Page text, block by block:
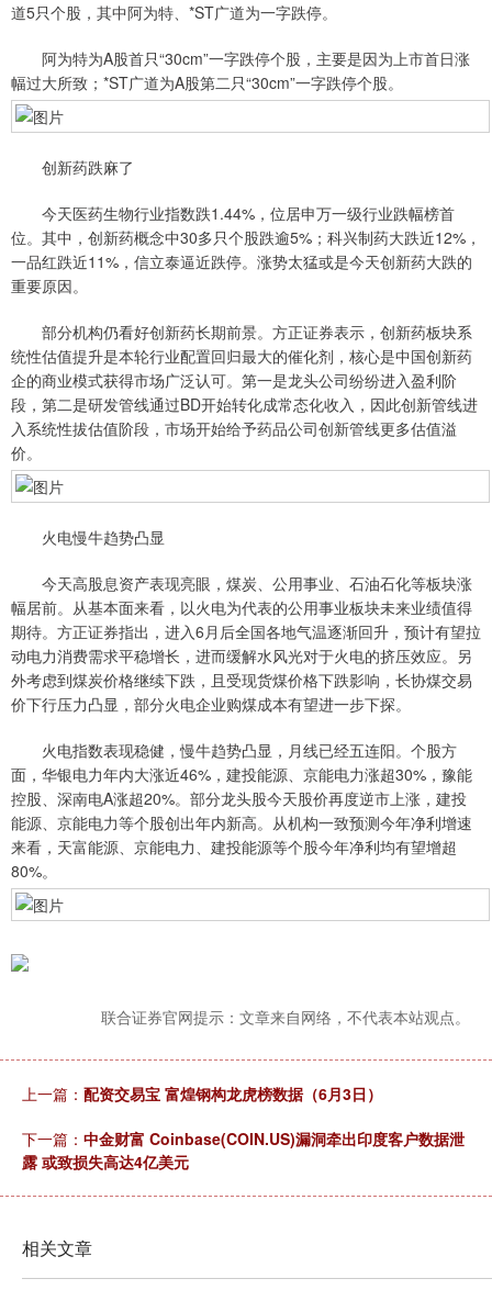
道5只个股，其中阿为特、*ST广道为一字跌停。
阿为特为A股首只“30cm”一字跌停个股，主要是因为上市首日涨
幅过大所致；*ST广道为A股第二只“30cm”一字跌停个股。
创新药跌麻了
今天医药生物行业指数跌1.44%，位居申万一级行业跌幅榜首
位。其中，创新药概念中30多只个股跌逾5%；科兴制药大跌近12%，
一品红跌近11%，信立泰逼近跌停。涨势太猛或是今天创新药大跌的
重要原因。
部分机构仍看好创新药长期前景。方正证券表示，创新药板块系
统性估值提升是本轮行业配置回归最大的催化剂，核心是中国创新药
企的商业模式获得市场广泛认可。第一是龙头公司纷纷进入盈利阶
段，第二是研发管线通过BD开始转化成常态化收入，因此创新管线进
入系统性拔估值阶段，市场开始给予药品公司创新管线更多估值溢
价。
火电慢牛趋势凸显
今天高股息资产表现亮眼，煤炭、公用事业、石油石化等板块涨
幅居前。从基本面来看，以火电为代表的公用事业板块未来业绩值得
期待。方正证券指出，进入6月后全国各地气温逐渐回升，预计有望拉
动电力消费需求平稳增长，进而缓解水风光对于火电的挤压效应。另
外考虑到煤炭价格继续下跌，且受现货煤价格下跌影响，长协煤交易
价下行压力凸显，部分火电企业购煤成本有望进一步下探。
火电指数表现稳健，慢牛趋势凸显，月线已经五连阳。个股方
面，华银电力年内大涨近46%，建投能源、京能电力涨超30%，豫能
控股、深南电A涨超20%。部分龙头股今天股价再度逆市上涨，建投
能源、京能电力等个股创出年内新高。从机构一致预测今年净利增速
来看，天富能源、京能电力、建投能源等个股今年净利均有望增超
80%。
联合证券官网提示：文章来自网络，不代表本站观点。
上一篇： 配资交易宝 富煌钢构龙虎榜数据（6月3日）
下一篇： 中金财富 Coinbase(COIN.US)漏洞牵出印度客户数据泄
露 或致损失高达4亿美元
相关文章